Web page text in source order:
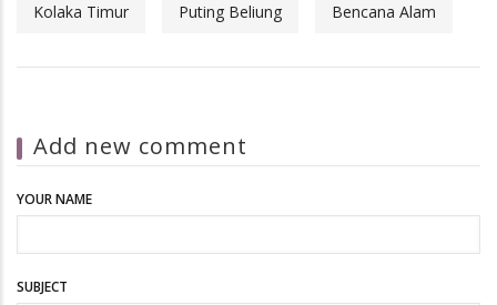
Kolaka Timur Puting Beliung Bencana Alam
Add new comment
YOUR NAME
SUBJECT